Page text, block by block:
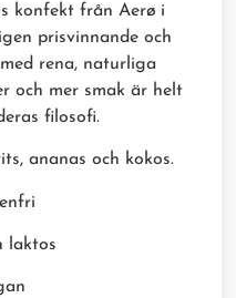
konfekt från Aerø i
prisvinnande och
rena, naturliga
och mer smak är helt
filosofi.
ananas och kokos.
laktos